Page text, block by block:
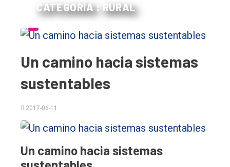
CATEGORÍA : RURAL
Un camino hacia sistemas
sustentables
2017-06-11
Un camino hacia sistemas